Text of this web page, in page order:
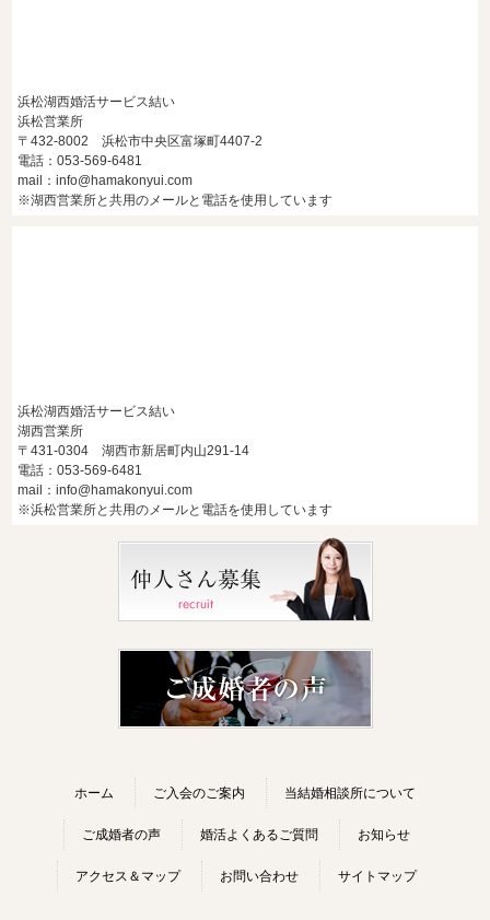
浜松湖西婚活サービス結い
浜松営業所
〒432-8002 浜松市中央区富塚町4407-2
電話：053-569-6481
mail：info@hamakonyui.com
※湖西営業所と共用のメールと電話を使用しています
浜松湖西婚活サービス結い
湖西営業所
〒431-0304 湖西市新居町内山291-14
電話：053-569-6481
mail：info@hamakonyui.com
※浜松営業所と共用のメールと電話を使用しています
ホーム ご入会のご案内 当結婚相談所について
ご成婚者の声 婚活よくあるご質問 お知らせ
アクセス＆マップ お問い合わせ サイトマップ